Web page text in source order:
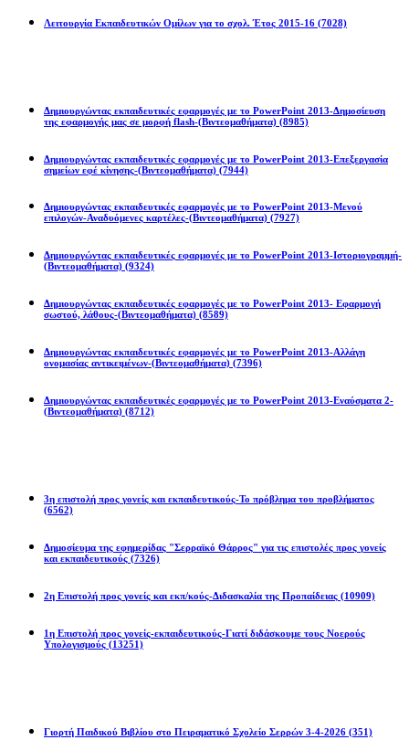
Λειτουργία Εκπαιδευτικών Ομίλων για το σχολ. Έτος 2015-16 (7028)
Δημιουργώντας εκπαιδευτικές εφαρμογές με το PowerPoint 2013-Δημοσίευση
της εφαρμογής μας σε μορφή flash-(Βιντεομαθήματα) (8985)
Δημιουργώντας εκπαιδευτικές εφαρμογές με το PowerPoint 2013-Επεξεργασία
σημείων εφέ κίνησης-(Βιντεομαθήματα) (7944)
Δημιουργώντας εκπαιδευτικές εφαρμογές με το PowerPoint 2013-Μενού
επιλογών-Αναδυόμενες καρτέλες-(Βιντεομαθήματα) (7927)
Δημιουργώντας εκπαιδευτικές εφαρμογές με το PowerPoint 2013-Ιστοριογραμμή-
(Βιντεομαθήματα) (9324)
Δημιουργώντας εκπαιδευτικές εφαρμογές με το PowerPoint 2013- Εφαρμογή
σωστού, λάθους-(Βιντεομαθήματα) (8589)
Δημιουργώντας εκπαιδευτικές εφαρμογές με το PowerPoint 2013-Αλλάγη
ονομασίας αντικειμένων-(Βιντεομαθήματα) (7396)
Δημιουργώντας εκπαιδευτικές εφαρμογές με το PowerPoint 2013-Εναύσματα 2-
(Βιντεομαθήματα) (8712)
3η επιστολή προς γονείς και εκπαιδευτικούς-Το πρόβλημα του προβλήματος
(6562)
Δημοσίευμα της εφημερίδας "Σερραϊκό Θάρρος" για τις επιστολές προς γονείς
και εκπαιδευτικούς (7326)
2η Eπιστολή προς γονείς και εκπ/κούς-Διδασκαλία της Προπαίδειας (10909)
1η Επιστολή προς γονείς-εκπαιδευτικούς-Γιατί διδάσκουμε τους Νοερούς
Υπολογισμούς (13251)
Γιορτή Παιδικού Βιβλίου στο Πειραματικό Σχολείο Σερρών 3-4-2026 (351)